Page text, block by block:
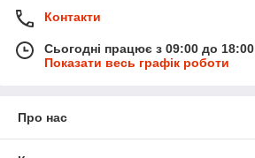
Контакти
Сьогодні працює з 09:00 до 18:00
Показати весь графік роботи
Про нас